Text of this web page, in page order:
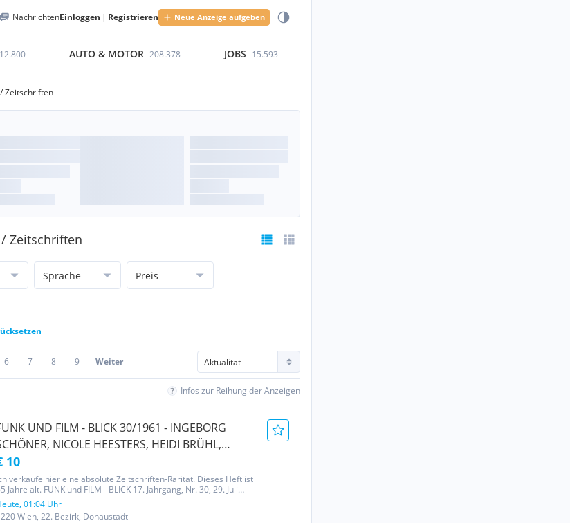
NachrichtenEinloggen | Registrieren Neue Anzeige aufgeben
AUTO & MOTOR 208.378 JOBS 15.593
Zeitschriften
Zeitschriften
Sprache Preis
6 7 8 9 Weiter
Infos zur Reihung der Anzeigen
UND FILM - BLICK 30/1961 - INGEBORG
NICOLE HEESTERS, HEIDI BRÜHL,
ANDREE, JEAN MARAIS, ROSASANO BRAZZI,
COMO, DORIS DAY, DEAN MARTIN, VICO
BING CROSBY, SAMMY DAVIS jun.,
QUINN - KOMPLETT - SELTEN - TOP
10
verkaufe hier eine absolute Zeitschriften-Rarität. Dieses Heft ist
Jahre alt. FUNK und FILM - BLICK 17. Jahrgang, Nr. 30, 29. Juli
Ganz seltenes Österreichisches Musik-, Radio-, Film- und
Magazin mit geringer Auflage - RARITÄT! BLICK...
01:04 Uhr
Wien, 22. Bezirk, Donaustadt